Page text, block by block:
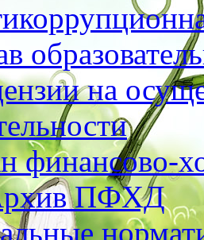
на
финансово-
ПФХД